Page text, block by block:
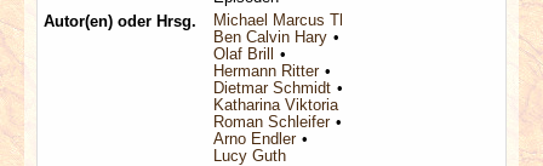
Autor(en) oder Hrsg.
Michael Marcus Thurner
Ben Calvin Hary
Olaf Brill
Hermann Ritter
Dietmar Schmidt
Katharina Viktoria Haderer
Roman Schleifer
Arno Endler
Lucy Guth